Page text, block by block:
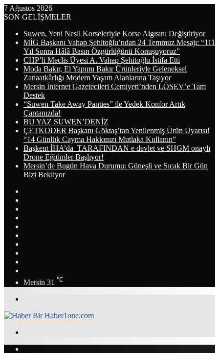
7 Ağustos 2026
SON GELİŞMELER
Suwen, Yeni Nesil Korseleriyle Korse Algısını Değiştiriyor
MİG Başkanı Vahap Şehitoğlu’ndan 24 Temmuz Mesajı: “111
Yıl Sonra Hâlâ Basın Özgürlüğünü Konuşuyoruz”
CHP’li Meclis Üyesi A. Vahap Şehitoğlu İstifa Etti
Moda Bakır, El Yapımı Bakır Ürünleriyle Geleneksel
Zanaatkârlığı Modern Yaşam Alanlarına Taşıyor
Mersin İnternet Gazetecileri Cemiyeti’nden LÖSEV’e Tam
Destek
“Suwen Take Away Panties” ile Yedek Konfor Artık
Çantanızda!
BU YAZ SUWEN’DENİZ
ÇETKODER Başkanı Göktaş’tan Yenilenmiş Ürün Uyarısı!
“14 Günlük Cayma Hakkınızı Mutlaka Kullanın”
Başkent İHA’da TARAFINDAN e devlet ve SHGM onaylı
Drone Eğitimler Başlıyor!
Mersin’de Bugün Hava Durumu: Güneşli ve Sıcak Bir Gün
Bizi Bekliyor
Mersin 31 ℃